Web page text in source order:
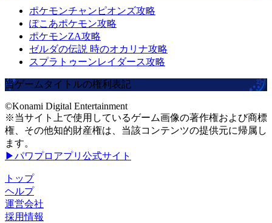
ポケモンチャンピオンズ攻略
ぽこあポケモン攻略
ポケモンZA攻略
ゼルダの伝説 時のオカリナ攻略
スプラトゥーンレイダース攻略
当ゲームタイトルの権利表記
©Konami Digital Entertainment
※当サイト上で使用しているゲーム画像の著作権および商標
権、その他知的財産権は、当該コンテンツの提供元に帰属し
ます。
▶パワプロアプリ公式サイト
トップ
ヘルプ
運営会社
採用情報